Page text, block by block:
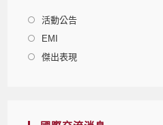
活動公告
EMI
傑出表現